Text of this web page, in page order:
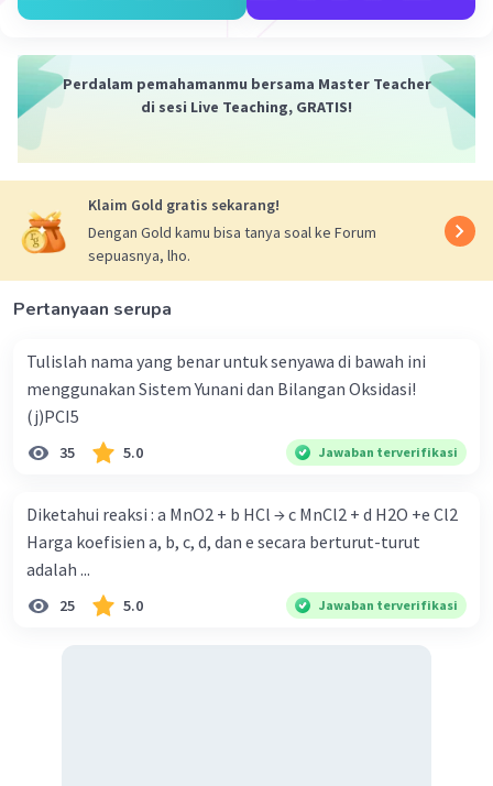
[H⁺] = 2 × 8,3×10⁻¹ M
[H⁺] = 1,67 M.
Jadi, konsentrasi ion H⁺ adalah 1,67 M.
Beri Rating·0.0( 0) Balas
Iklan
Perdalam pemahamanmu bersama Master Teacher
di sesi Live Teaching, GRATIS!
Klaim Gold gratis sekarang!
Dengan Gold kamu bisa tanya soal ke Forum
sepuasnya, lho.
Pertanyaan serupa
Tulislah nama yang benar untuk senyawa di bawah ini
menggunakan Sistem Yunani dan Bilangan Oksidasi!
(j)PCI5
35 5.0 Jawaban terverifikasi
Diketahui reaksi : a MnO2 + b HCl → c MnCl2 + d H2O +e Cl2
Harga koefisien a, b, c, d, dan e secara berturut-turut
adalah ...
25 5.0 Jawaban terverifikasi